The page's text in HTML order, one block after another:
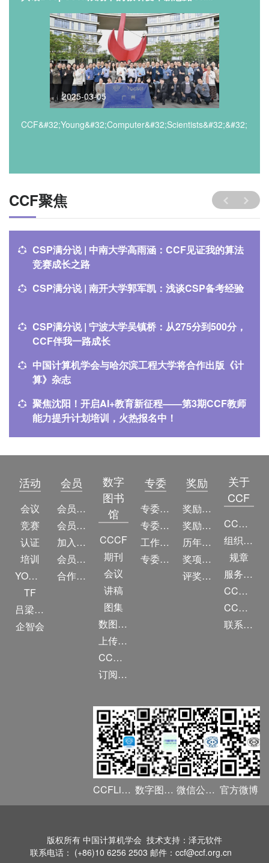
2025-03-05
CCF聚焦
CSP满分说 | 中南大学高雨涵：CCF见证我的算法
竞赛成长之路
CSP满分说 | 南开大学郭军凯：浅谈CSP备考经验
CSP满分说 | 宁波大学吴镇桥：从275分到500分，
CCF伴我一路成长
中国计算机学会与哈尔滨工程大学将合作出版《计
算》杂志
聚焦沈阳！开启AI+教育新征程——第3期CCF教师
能力提升计划培训，火热报名中！
活动
会议
竞赛
认证
培训
YOCSEF
TF
吕梁振兴
企智会
会员
会员简介
会员权益
加入CCF
会员交费
合作伙伴
数字
图书
馆
CCCF
期刊
会议
讲稿
图集
数图编审委员会
上传/发布作品
CCF DL Focus
订阅《计算》
专委
专委简介
专委条例
工作问答
专委名单
奖励
奖励动态
奖励目录
历年获奖名单
奖项推荐
评奖条例
关于
CCF
CCF简介
组织机构
规章
服务项目
CCF大事记
CCF创建60周年
联系我们
CCFLink APP 数字图书馆 微信公众号 官方微博
版权所有 中国计算机学会 技术支持：泽元软件
联系电话： (+86)10 6256 2503 邮件：ccf@ccf.org.cn